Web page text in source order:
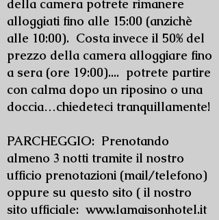
della camera potrete rimanere
alloggiati fino alle 15:00 (anzichè
alle 10:00). Costa invece il 50% del
prezzo della camera alloggiare fino
a sera (ore 19:00).... potrete partire
con calma dopo un riposino o una
doccia…chiedeteci tranquillamente!
PARCHEGGIO: Prenotando
almeno 3 notti tramite il nostro
ufficio prenotazioni (mail/telefono)
oppure su questo sito ( il nostro
sito ufficiale: www.lamaisonhotel.it